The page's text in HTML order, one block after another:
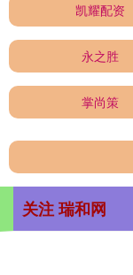
凯耀配资
永之胜
掌尚策
关注 瑞和网